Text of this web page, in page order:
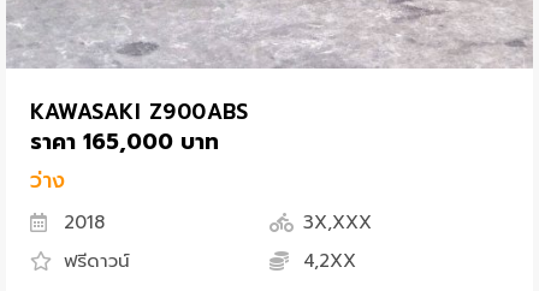
KAWASAKI Z900ABS
ราคา 165,000 บาท
ว่าง
2018
3X,XXX
ฟรีดาวน์
4,2XX